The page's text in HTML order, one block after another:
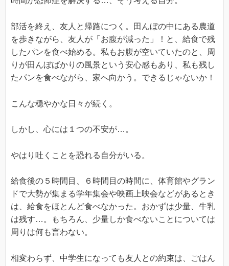
部活を終え、友人と帰路につく。田んぼの中にある農道
を歩きながら、友人が「お腹が減った」！と、給食で残
したパンを食べ始める。私もお腹が空いていたのと、周
りが田んぼばかりの風景という安心感もあり、私も残し
たパンを食べながら、家へ向かう。できるじゃないか！
こんな穏やかな日々が続く。
しかし、心には１つの不安が…。
やはり吐くことを恐れる自分がいる。
給食後の５時間目、６時間目の時間に、体育館やグラン
ドで大勢が集まる学年集会や映画上映会などがあるとき
は、給食をほとんど食べなかった。おかずは少量、牛乳
は残す…。もちろん、少量しか食べないことについては
周りは何も言わない。
相変わらず、中学生になっても友人との約束は、ごはん